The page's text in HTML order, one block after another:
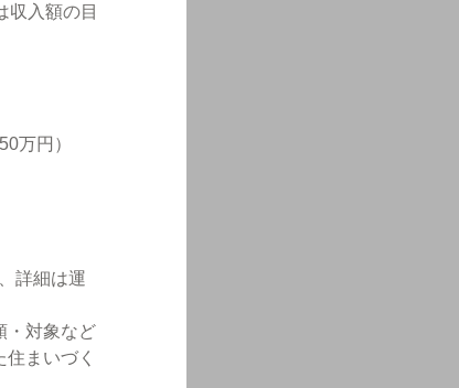
収入額の目
万円）
詳細は運
・対象など
まいづく